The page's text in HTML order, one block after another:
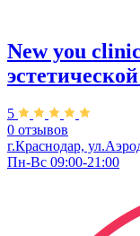
New you
5
0 отзывов
г.Краснодар,
Пн-Вс 09:00-21:00